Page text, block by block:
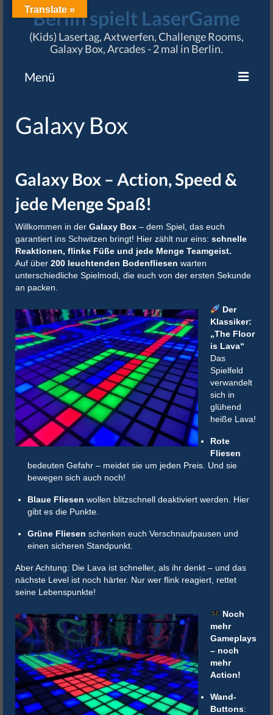
Berlin spielt LaserGame
(Kids) Lasertag, Axtwerfen, Challenge Rooms,
Galaxy Box, Arcades - 2 mal in Berlin.
Menü
Preise & Termine
Karriere
Impressum / AGB
Galaxy Box
Galaxy Box – Action, Speed &
jede Menge Spaß!
Willkommen in der Galaxy Box – dem Spiel, das euch
garantiert ins Schwitzen bringt! Hier zählt nur eins: schnelle
Reaktionen, flinke Füße und jede Menge Teamgeist.
Auf über 200 leuchtenden Bodenfliesen warten
unterschiedliche Spielmodi, die euch von der ersten Sekunde
an packen.
Der
Klassiker:
„The Floor
is Lava“
Das
Spielfeld
verwandelt
sich in
glühend
heiße Lava!
Rote
Fliesen
bedeuten Gefahr – meidet sie um jeden Preis. Und sie
bewegen sich auch noch!
Blaue Fliesen wollen blitzschnell deaktiviert werden. Hier
gibt es die Punkte.
Grüne Fliesen schenken euch Verschnaufpausen und
einen sicheren Standpunkt.
Aber Achtung: Die Lava ist schneller, als ihr denkt – und das
nächste Level ist noch härter. Nur wer flink reagiert, rettet
seine Lebenspunkte!
Noch
mehr
Gameplays
– noch
mehr
Action!
Wand-
Buttons:
Translate »